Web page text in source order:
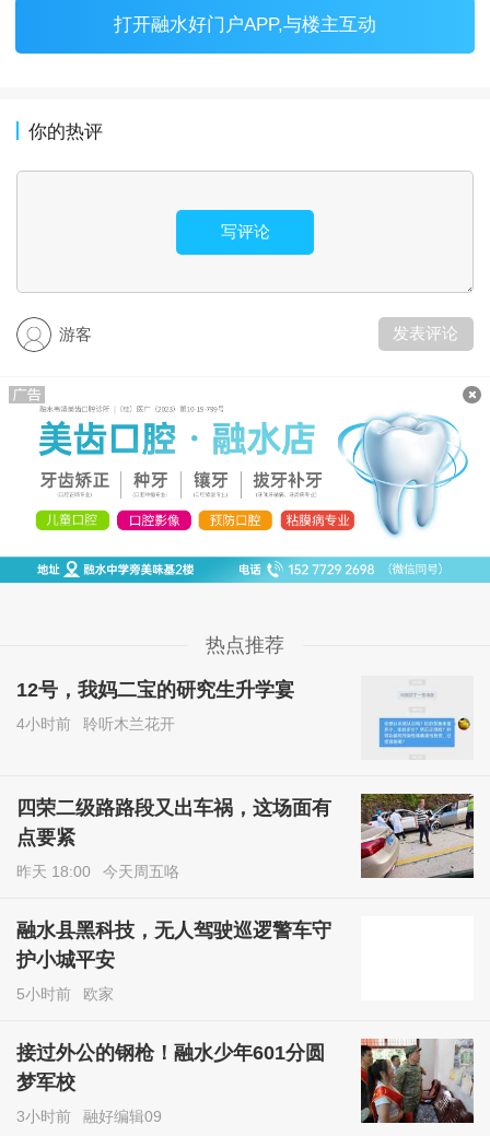
打开融水好门户APP,与楼主互动
你的热评
写评论
游客 发表评论
热点推荐
12号，我妈二宝的研究生升学宴
4小时前 聆听木兰花开
四荣二级路路段又出车祸，这场面有
点要紧
昨天 18:00 今天周五咯
融水县黑科技，无人驾驶巡逻警车守
护小城平安
5小时前 欧家
接过外公的钢枪！融水少年601分圆
梦军校
3小时前 融好编辑09